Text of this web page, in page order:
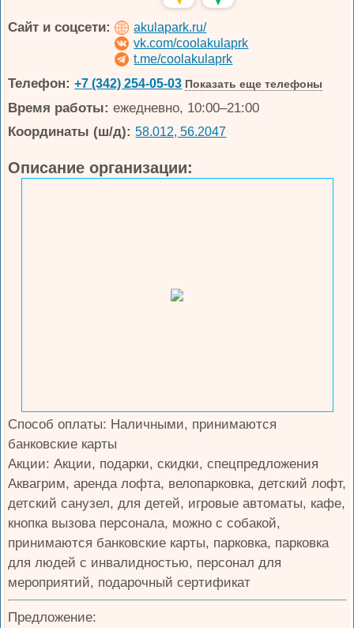
Сайт и соцсети:
akulapark.ru/
vk.com/coolakulaprk
t.me/coolakulaprk
Телефон: +7 (342) 254-05-03 Показать еще телефоны
Время работы: ежедневно, 10:00–21:00
Координаты (ш/д): 58.012, 56.2047
Описание организации:
Способ оплаты: Наличными, принимаются
банковские карты
Акции: Акции, подарки, скидки, спецпредложения
Аквагрим, аренда лофта, велопарковка, детский лофт,
детский санузел, для детей, игровые автоматы, кафе,
кнопка вызова персонала, можно с собакой,
принимаются банковские карты, парковка, парковка
для людей с инвалидностью, персонал для
мероприятий, подарочный сертификат
Предложение: